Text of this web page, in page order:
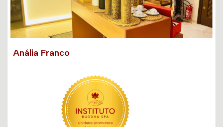
Anália Franco